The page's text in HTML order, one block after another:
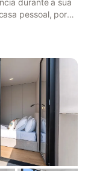
durante a sua
pessoal, por
transportes
O Aeroporto
da